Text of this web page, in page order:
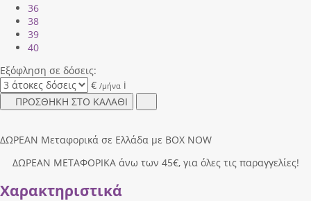
36
38
39
40
Εξόφληση σε δόσεις:
€ /μήνα i
ΠΡΟΣΘΗΚΗ ΣΤΟ ΚΑΛΑΘΙ
ΔΩΡΕΑΝ Μεταφορικά σε Ελλάδα με BOX NOW
ΔΩΡΕΑΝ ΜΕΤΑΦΟΡΙΚΑ άνω των 45€, για όλες τις παραγγελίες!
Χαρακτηριστικά